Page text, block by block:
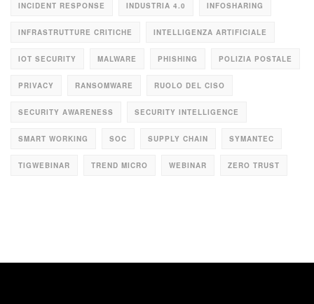
INCIDENT RESPONSE INDUSTRIA 4.0 INFOSHARING
INFRASTRUTTURE CRITICHE INTELLIGENZA ARTIFICIALE
IOT SECURITY MALWARE PHISHING POLIZIA POSTALE
PRIVACY RANSOMWARE RUOLO DEL CISO
SECURITY AWARENESS SECURITY INTELLIGENCE
SMART WORKING SOC SUPPLY CHAIN SYMANTEC
TIGWEBINAR TREND MICRO WEBINAR ZERO TRUST